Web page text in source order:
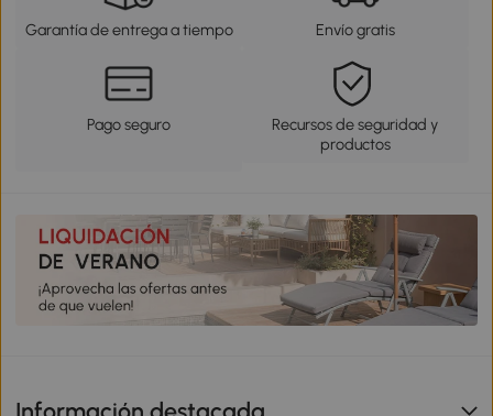
Garantía de entrega a tiempo Envío gratis
Pago seguro
Recursos de seguridad y
productos